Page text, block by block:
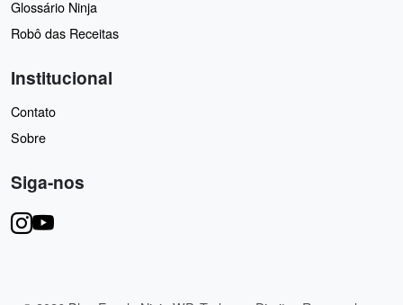
Glossário Ninja
Robô das Receitas
Institucional
Contato
Sobre
Siga-nos